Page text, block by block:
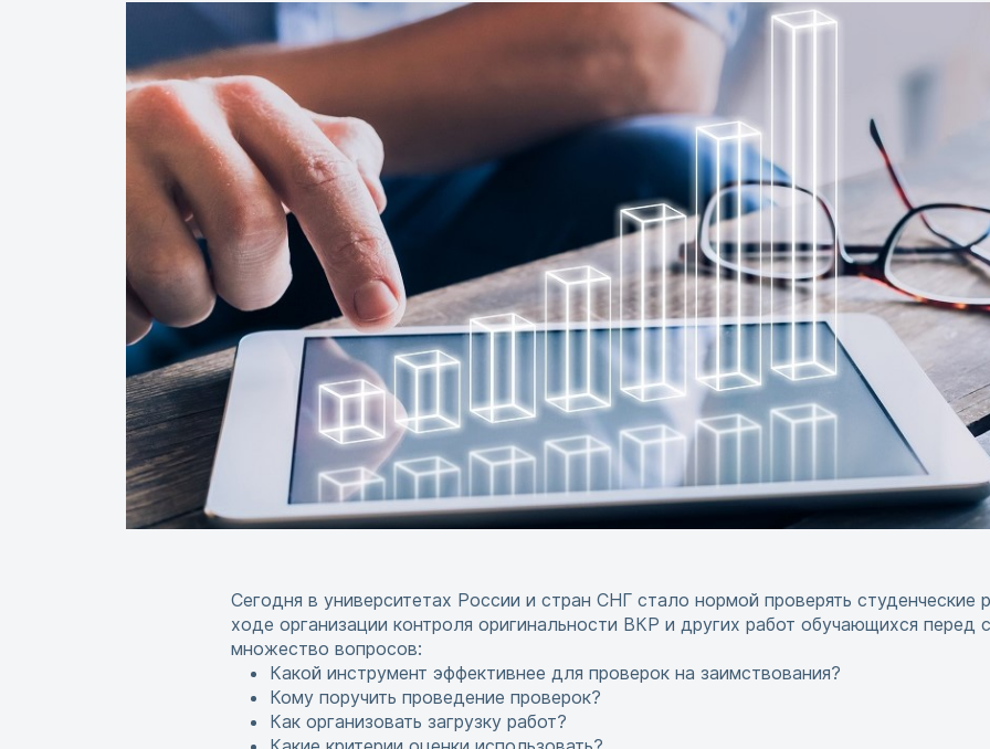
Сегодня в университетах России и стран СНГ стало нормой проверять студенческие
ходе организации контроля оригинальности ВКР и других работ обучающихся перед
множество вопросов:
Какой инструмент эффективнее для проверок на заимствования?
Кому поручить проведение проверок?
Как организовать загрузку работ?